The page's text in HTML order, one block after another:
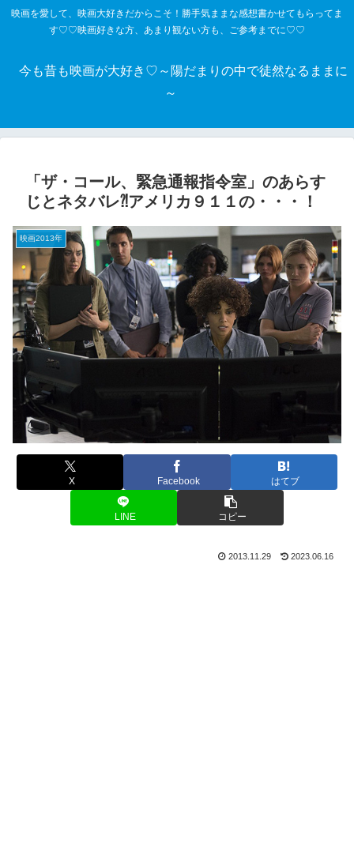
映画を愛して、映画大好きだからこそ！勝手気ままな感想書かせてもらってま
す♡♡映画好きな方、あまり観ない方も、ご参考までに♡♡
今も昔も映画が大好き♡～陽だまりの中で徒然なるままに
～
「ザ・コール、緊急通報指令室」のあらす
じとネタバレ⁈アメリカ９１１の・・・！
映画2013年
X Facebook はてブ
LINE コピー
2013.11.29 2023.06.16